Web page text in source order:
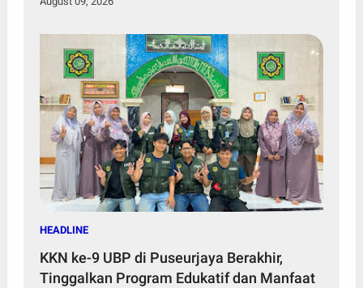
HEADLINE
KKN ke-9 UBP di Puseurjaya Berakhir,
Tinggalkan Program Edukatif dan Manfaat